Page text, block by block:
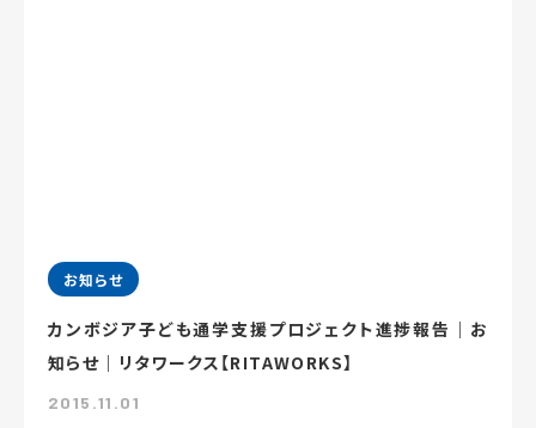
お知らせ
カンボジア子ども通学支援プロジェクト進捗報告｜お
知らせ｜リタワークス【RITAWORKS】
2015.11.01